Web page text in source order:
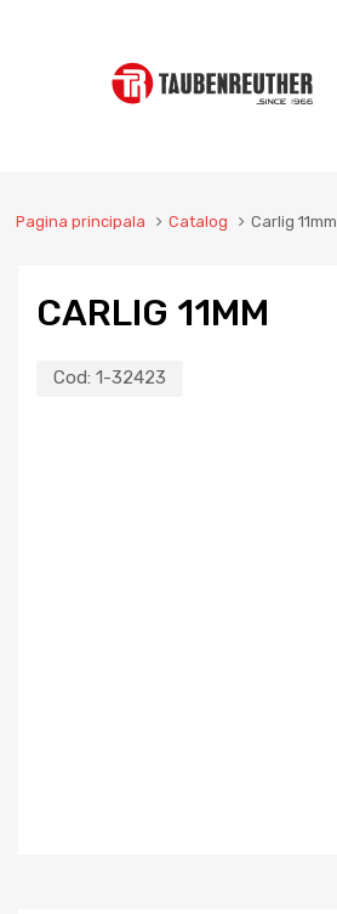
Pagina principala Catalog Carlig 11mm
CARLIG 11MM
Cod: 1-32423